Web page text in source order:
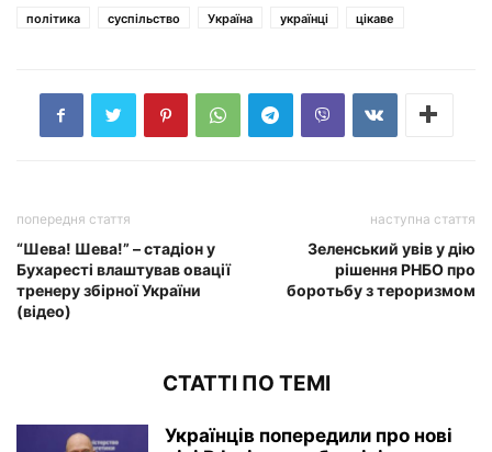
політика
суспільство Україна українці цікаве
попередня стаття
“Шева! Шева!” – стадіон у
Бухаресті влаштував овації
тренеру збірної України
(відео)
наступна стаття
Зеленський увів у дію
рішення РНБО про
боротьбу з теpopизмом
СТАТТІ ПО ТЕМІ
Українців попередили про нові